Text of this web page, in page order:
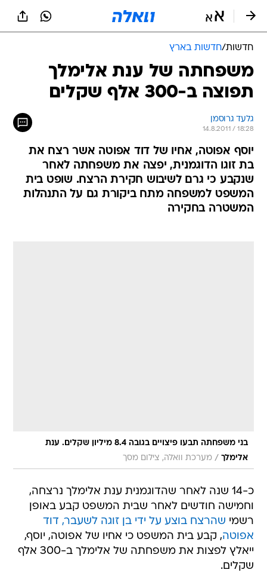
חדשות/חדשות בארץ
משפחתה של ענת אלימלך
תפוצה ב-300 אלף שקלים
גלעד גרוסמן
14.8.2011 / 18:28
יוסף אפוטה, אחיו של דוד אפוטה אשר רצח את
בת זוגו הדוגמנית, יפצה את משפחתה לאחר
שנקבע כי גרם לשיבוש חקירת הרצח. שופט בית
המשפט למשפחה מתח ביקורת גם על התנהלות
המשטרה בחקירה
בני משפחתה תבעו פיצויים בגובה 8.4 מיליון שקלים. ענת
אלימלך / מערכת וואלה, צילום מסך
כ-14 שנה לאחר שהדוגמנית ענת אלימלך נרצחה,
וחמישה חודשים לאחר שבית המשפט קבע באופן
רשמי שהרצח בוצע על ידי בן זוגה לשעבר, דוד
אפוטה, קבע בית המשפט כי אחיו של אפוטה, יוסף,
ייאלץ לפצות את משפחתה של אלימלך ב-300 אלף
שקלים.